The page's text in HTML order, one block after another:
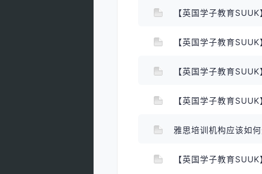
【英国学子教育
【英国学子教育
【英国学子教育
【英国学子教育
雅思培训机构应该如
【英国学子教育